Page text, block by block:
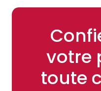
votre
toute